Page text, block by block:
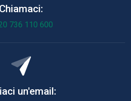
Chiamaci:
736 110 600
un'email: